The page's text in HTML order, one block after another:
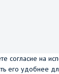
согласие на
его удобнее